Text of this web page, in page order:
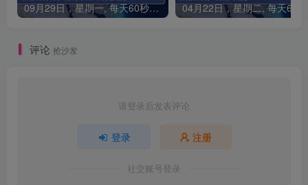
09月29日，星期一, 每天60秒读懂全世界！
评论 抢沙发
请登录后发表评论
登录 注册
社交账号登录